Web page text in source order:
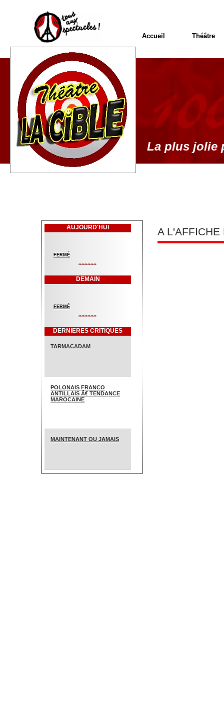
AUJOURD'HUI
FERMÉ
************
DEMAIN
FERMÉ
************
DERNIERES CRITIQUES
TARMACADAM
POLONAIS FRANCO
ANTILLAIS Ã€ TENDANCE
MAROCAINE
MAINTENANT OU JAMAIS
La plus jolie
Accueil Théâtre
A L'AFFICHE